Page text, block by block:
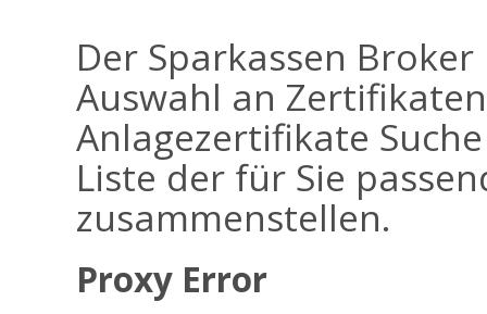
Der Sparkassen
Auswahl an
Anlagezertifikate
Liste der für Sie
zusammenstellen.
Proxy Error